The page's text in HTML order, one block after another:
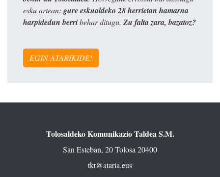
esku artean: gure eskualdeko 28 herrietan hamarna
harpidedun berribehar ditugu. Zu falta zara, bazatoz?
EGIN ATARIKIDE!
Tolosaldeko Komunikazio Taldea S.M.
San Esteban, 20 Tolosa 20400
tkt@ataria.eus